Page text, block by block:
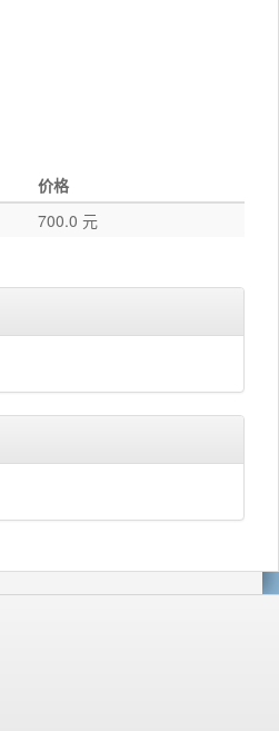
价格
700.0 元